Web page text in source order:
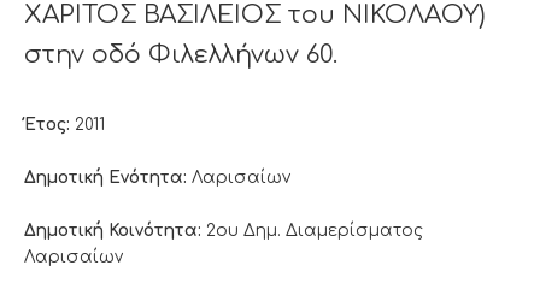
ΧΑΡΙΤΟΣ ΒΑΣΙΛΕΙΟΣ του ΝΙΚΟΛΑΟΥ)
στην οδό Φιλελλήνων 60.
Έτος: 2011
Δημοτική Ενότητα: Λαρισαίων
Δημοτική Κοινότητα: 2ου Δημ. Διαμερίσματος
Λαρισαίων